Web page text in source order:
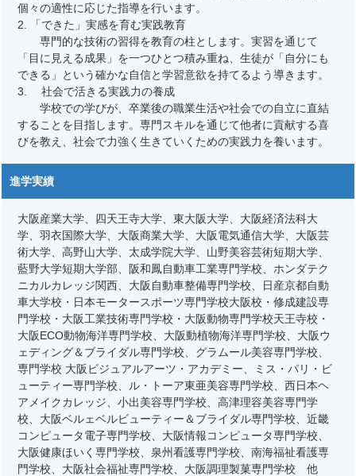
個々の適性に応じた指導を行います。
2. 「できた」実感を育む実践教育
専門的な技術の習得を教育の柱とします。実習を通じて
「目に見える成果」を一つひとつ積み重ね、生徒が「自分にも
できる」という確かな自信と学習意欲を持てるよう導きます。
3. 社会で活きる実践力の養成
学校での学びが、卒業後の職業生活や社会での自立に直結
することを目指します。専門スキルを通じて他者に貢献する喜
びを教え、社会で力強く生きていくための実践力を養います。
進学実績
大阪産業大学、四天王寺大学、東大阪大学、大阪経済法科大
学、羽衣国際大学、大阪商業大学、大阪電気通信大学、大阪芸
術大学、高野山大学、太成学院大学、山野美容芸術短期大学、
藍野大学短期大学部、阪和鳳自動車工業専門学校、ホンダテク
ニカルカレッジ関西、大阪自動車整備専門学校、日産京都自動
車大学校・日本モータースポーツ専門学校大阪校・修成建設専
門学校・大阪工業技術専門学校・大阪動物専門学校天王寺校・
大阪ECO動物海洋専門学校、大阪動植物海洋専門学校、大阪ウ
ェディング＆ブライダル専門学校、グラムール美容専門学校、
専門学校 大阪ビジュアルアーツ・アカデミー、ミス・パリ・ビ
ューティー専門学校、ル・トーア東亜美容専門学校、西日本ヘ
アメイクカレッジ、小出美容専門学校、高津理容美容専門学
校、大阪ベルェベルビューティー＆ブライダル専門学校、近畿
コンピュータ電子専門学校、大阪情報コンピュータ専門学校、
大阪健康ほいく専門学校、泉州看護専門学校、南海福祉看護専
門学校、大阪社会福祉専門学校、大阪調理製菓専門学校 他